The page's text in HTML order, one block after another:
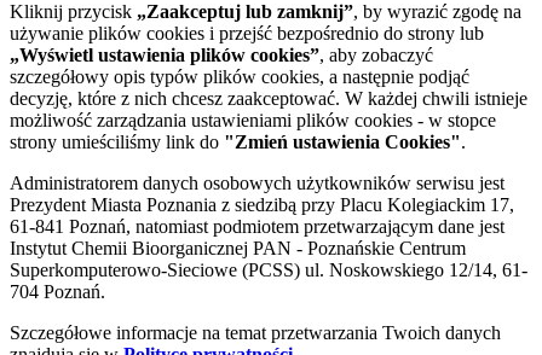
Kliknij przycisk „Zaakceptuj lub zamknij”, by wyrazić zgodę na
używanie plików cookies i przejść bezpośrednio do strony lub
„Wyświetl ustawienia plików cookies”, aby zobaczyć
szczegółowy opis typów plików cookies, a następnie podjąć
decyzję, które z nich chcesz zaakceptować. W każdej chwili istnieje
możliwość zarządzania ustawieniami plików cookies - w stopce
strony umieściliśmy link do "Zmień ustawienia Cookies".
Administratorem danych osobowych użytkowników serwisu jest
Prezydent Miasta Poznania z siedzibą przy Placu Kolegiackim 17,
61-841 Poznań, natomiast podmiotem przetwarzającym dane jest
Instytut Chemii Bioorganicznej PAN - Poznańskie Centrum
Superkomputerowo-Sieciowe (PCSS) ul. Noskowskiego 12/14, 61-
704 Poznań.
Szczegółowe informacje na temat przetwarzania Twoich danych